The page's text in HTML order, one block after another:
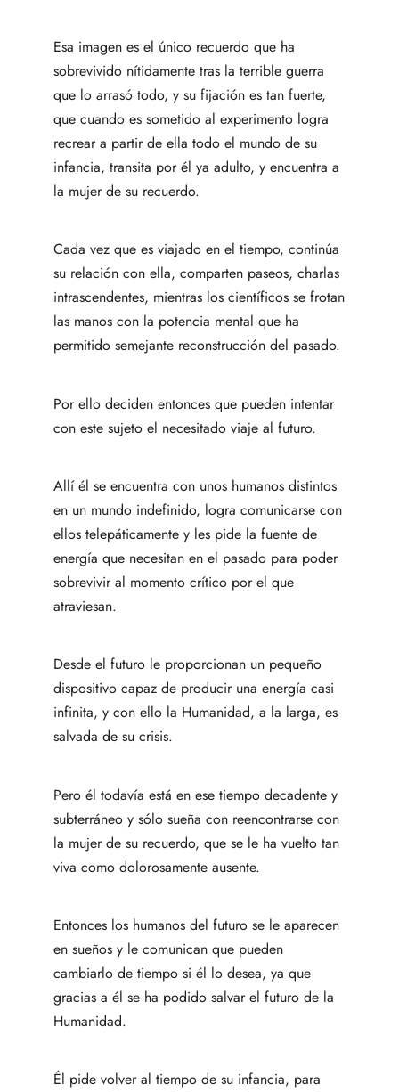
Esa imagen es el único recuerdo que ha
sobrevivido nítidamente tras la terrible guerra
que lo arrasó todo, y su fijación es tan fuerte,
que cuando es sometido al experimento logra
recrear a partir de ella todo el mundo de su
infancia, transita por él ya adulto, y encuentra a
la mujer de su recuerdo.
Cada vez que es viajado en el tiempo, continúa
su relación con ella, comparten paseos, charlas
intrascendentes, mientras los científicos se frotan
las manos con la potencia mental que ha
permitido semejante reconstrucción del pasado.
Por ello deciden entonces que pueden intentar
con este sujeto el necesitado viaje al futuro.
Allí él se encuentra con unos humanos distintos
en un mundo indefinido, logra comunicarse con
ellos telepáticamente y les pide la fuente de
energía que necesitan en el pasado para poder
sobrevivir al momento crítico por el que
atraviesan.
Desde el futuro le proporcionan un pequeño
dispositivo capaz de producir una energía casi
infinita, y con ello la Humanidad, a la larga, es
salvada de su crisis.
Pero él todavía está en ese tiempo decadente y
subterráneo y sólo sueña con reencontrarse con
la mujer de su recuerdo, que se le ha vuelto tan
viva como dolorosamente ausente.
Entonces los humanos del futuro se le aparecen
en sueños y le comunican que pueden
cambiarlo de tiempo si él lo desea, ya que
gracias a él se ha podido salvar el futuro de la
Humanidad.
Él pide volver al tiempo de su infancia, para